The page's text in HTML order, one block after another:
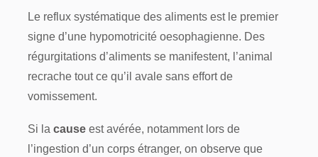
Le reflux systématique des aliments est le premier
signe d’une hypomotricité oesophagienne. Des
régurgitations d’aliments se manifestent, l’animal
recrache tout ce qu’il avale sans effort de
vomissement.
Si la cause est avérée, notamment lors de
l’ingestion d’un corps étranger, on observe que